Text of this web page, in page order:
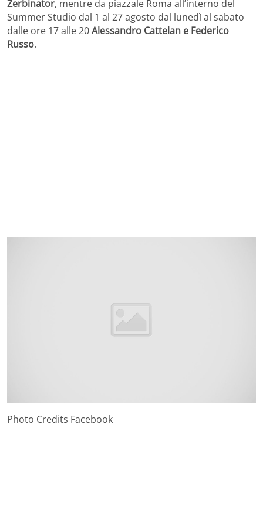
Zerbinator, mentre da piazzale Roma all’interno del
Summer Studio dal 1 al 27 agosto dal lunedì al sabato
dalle ore 17 alle 20Alessandro Cattelan e Federico
Russo.
Photo Credits Facebook